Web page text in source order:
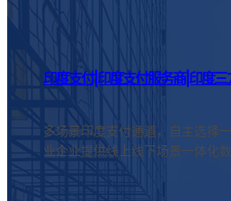
印度支付|印度支付服务商|印度三
多场景印度支付通道，自主选择
业企业提供线上线下场景一体化